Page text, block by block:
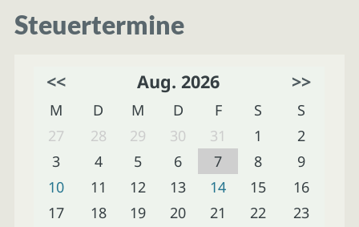
Steuertermine
<< Aug. 2026 >>
M D M D F S
S
27
28 29 30 31 1
2
3
4 5 6 7 8
9
10
11 12 13 14 15
16
17
18 19 20 21 22
23